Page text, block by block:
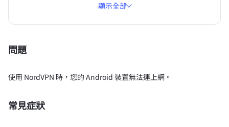
顯示全部
問題
使用 NordVPN 時，您的 Android 裝置無法連上網。
常見症狀